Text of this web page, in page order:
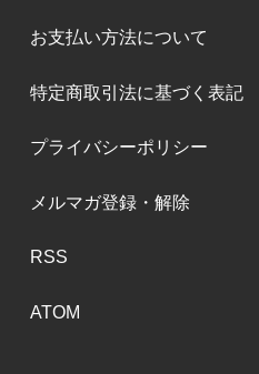
お支払い方法について
特定商取引法に基づく表記
プライバシーポリシー
メルマガ登録・解除
RSS
ATOM